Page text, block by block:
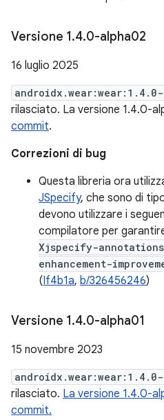
Versione 1.4.0-alpha02
16 luglio 2025
androidx.wear:wear:1.4.0-
rilasciato. La versione 1.4.0-
commit.
Correzioni di bug
Questa libreria ora
JSpecify, che sono di
devono utilizzare i
compilatore per
Xjspecify-
enhancement-
(If4b1a, b/326456246)
Versione 1.4.0-alpha01
15 novembre 2023
androidx.wear:wear:1.4.0-
rilasciato. La versione 1.4.0-
commit.